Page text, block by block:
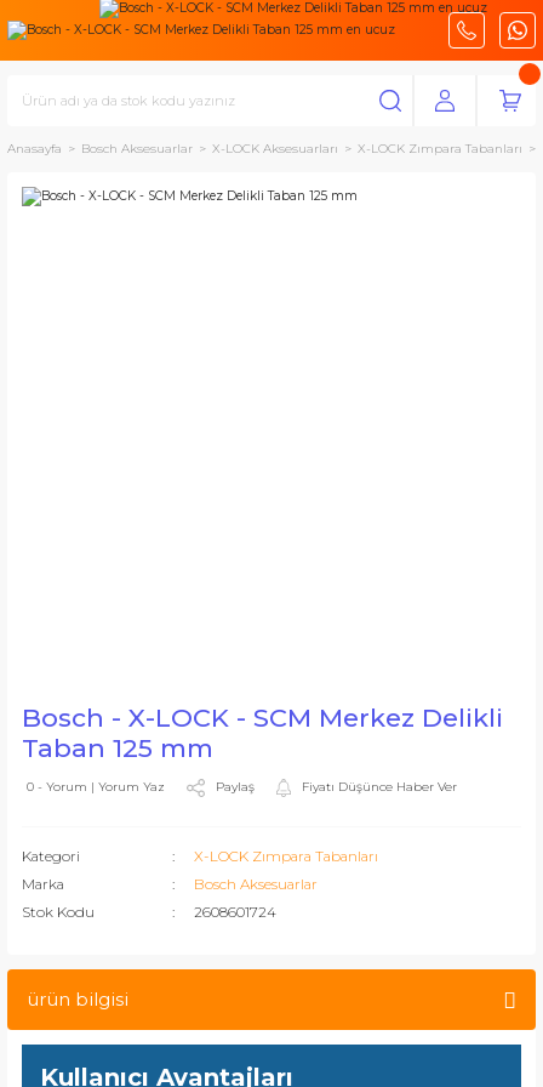
Anasayfa Bosch Aksesuarlar X-LOCK Aksesuarları X-LOCK Zımpara Tabanları
Bosch - X-LOCK - SCM Merkez Delikli
Taban 125 mm
0 - Yorum | Yorum Yaz Paylaş Fiyatı Düşünce Haber Ver
Kategori
X-LOCK Zımpara Tabanları
Marka
Bosch Aksesuarlar
Stok Kodu
2608601724
ürün bilgisi
Kullanıcı Avantajları